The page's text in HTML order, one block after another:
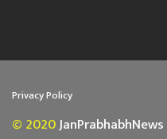
Privacy Policy
© 2020JanPrabhabhNews